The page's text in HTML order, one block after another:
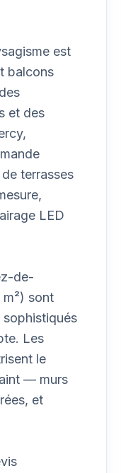
est
balcons
et des
terrasses
LED
de-
sont
Les
le
— murs
et